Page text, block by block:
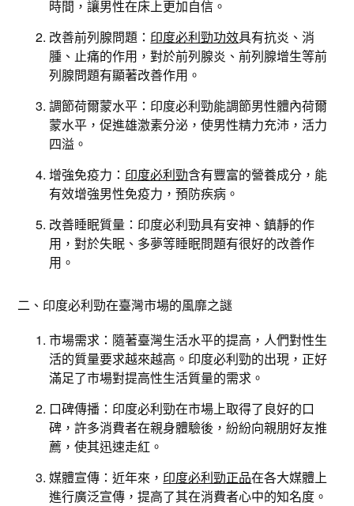
時間，讓男性在床上更加自信。
改善前列腺問題： 印度必利勁功效具有抗炎、消
腫、止痛的作用，對於前列腺炎、前列腺增生等前
列腺問題有顯著改善作用。
調節荷爾蒙水平：印度必利勁能調節男性體內荷爾
蒙水平，促進雄激素分泌，使男性精力充沛，活力
四溢。
增強免疫力： 印度必利勁含有豐富的營養成分，能
有效增強男性免疫力，預防疾病。
改善睡眠質量：印度必利勁具有安神、鎮靜的作
用，對於失眠、多夢等睡眠問題有很好的改善作
用。
二、印度必利勁在臺灣市場的風靡之謎
市場需求：隨著臺灣生活水平的提高，人們對性生
活的質量要求越來越高。印度必利勁的出現，正好
滿足了市場對提高性生活質量的需求。
口碑傳播：印度必利勁在市場上取得了良好的口
碑，許多消費者在親身體驗後，紛紛向親朋好友推
薦，使其迅速走紅。
媒體宣傳：近年來， 印度必利勁正品在各大媒體上
進行廣泛宣傳，提高了其在消費者心中的知名度。